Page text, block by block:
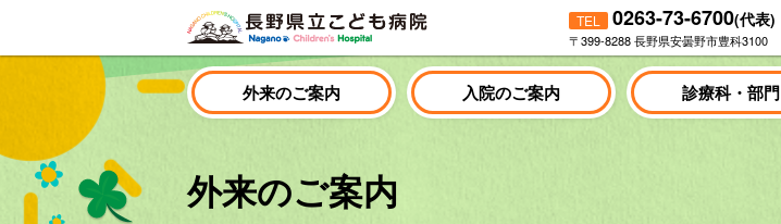
TEL 0263-73-6700(代表)
〒399-8288 長野県安曇野市豊科3100
外来のご案内 入院のご案内 診療科・部門
外来のご案内